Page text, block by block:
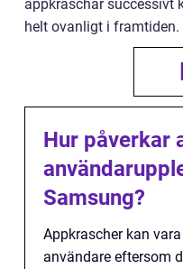
appkraschar successivt
helt ovanligt i framtiden.
Hur påverkar
Samsung?
Appkrascher kan
användare eftersom